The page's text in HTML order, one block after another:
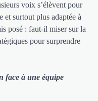
voix s’élèvent pour
et surtout plus adaptée à
posé : faut-il miser sur la
pour surprendre
face à une équipe